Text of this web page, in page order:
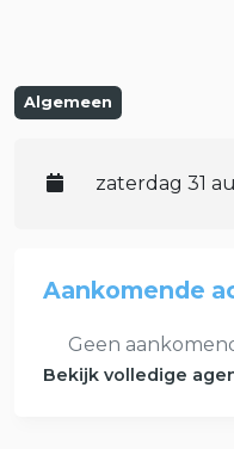
Algemeen
zaterdag 31
Aankomende
Geen
Bekijk volledige